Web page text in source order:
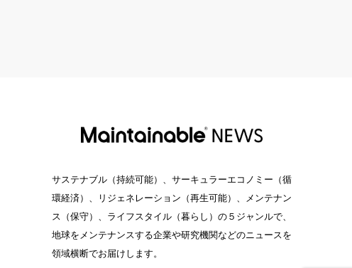
サステナブル（持続可能）、サーキュラーエコノミー（循
環経済）、リジェネレーション（再生可能）、メンテナン
ス（保守）、ライフスタイル（暮らし）の５ジャンルで、
地球をメンテナンスする企業や研究機関などのニュースを
領域横断でお届けします。